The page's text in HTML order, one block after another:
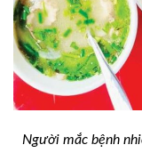
Người mắc bệnh